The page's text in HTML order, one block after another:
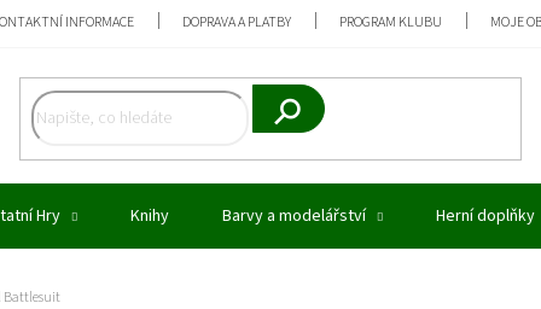
INFORMACE DOPRAVA A PLATBY PROGRAM KLUBU MOJE
Hledat
Hry Knihy Barvy a modelářství Herní doplňky
Battlesuit